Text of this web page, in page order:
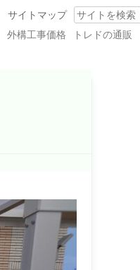
Search
サイトマップ
外構工事価格 トレドの通販